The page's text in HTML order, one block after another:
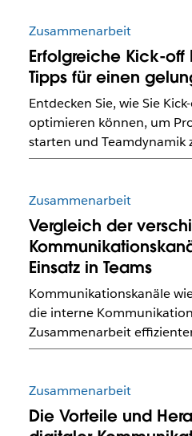
Zusammenarbeit
Erfolgreiche Kick-off
Tipps für einen
Entdecken Sie, wie Sie
optimieren können, um
starten und Teamdynamik
Zusammenarbeit
Vergleich der
Einsatz in Teams
Kommunikationskanäle
die interne
Zusammenarbeit
Zusammenarbeit
Die Vorteile und